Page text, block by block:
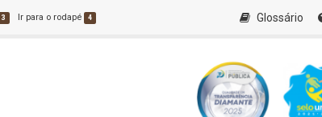
3 Ir para o rodapé 4 Glossário